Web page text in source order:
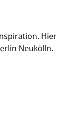
Hier
Neukölln.